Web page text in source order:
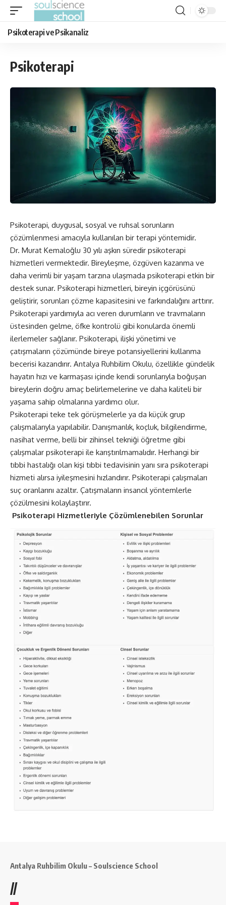
Psikoterapi ve Psikanaliz
Psikoterapi
Psikoterapi, duygusal, sosyal ve ruhsal sorunların
çözümlenmesi amacıyla kullanılan bir terapi yöntemidir.
Dr. Murat Kemaloğlu 30 yılı aşkın süredir psikoterapi
hizmetleri vermektedir. Bireyleşme, özgüven kazanma ve
daha verimli bir yaşam tarzına ulaşmada psikoterapi etkin bir
destek sunar. Psikoterapi hizmetleri, bireyin içgörüsünü
geliştirir, sorunları çözme kapasitesini ve farkındalığını arttırır.
Psikoterapi yardımıyla acı veren durumların ve travmaların
üstesinden gelme, öfke kontrolü gibi konularda önemli
ilerlemeler sağlanır. Psikoterapi, ilişki yönetimi ve
çatışmaların çözümünde bireye potansiyellerini kullanma
becerisi kazandırır. Antalya Ruhbilim Okulu, özellikle gündelik
hayatın hızı ve karmaşası içinde kendi sorunlarıyla boğuşan
bireylerin doğru amaç belirlemelerine ve daha kaliteli bir
yaşama sahip olmalarına yardımcı olur.
Psikoterapi teke tek görüşmelerle ya da küçük grup
çalışmalarıyla yapılabilir. Danışmanlık, koçluk, bilgilendirme,
nasihat verme, belli bir zihinsel tekniği öğretme gibi
çalışmalar psikoterapi ile karıştırılmamalıdır. Herhangi bir
tıbbi hastalığı olan kişi tıbbi tedavisinin yanı sıra psikoterapi
hizmeti alırsa iyileşmesini hızlandırır. Psikoterapi çalışmaları
suç oranlarını azaltır. Çatışmaların insancıl yöntemlerle
çözülmesini kolaylaştırır.
Psikoterapi Hizmetleriyle Çözümlenebilen Sorunlar
Antalya Ruhbilim Okulu – Soulscience School
//